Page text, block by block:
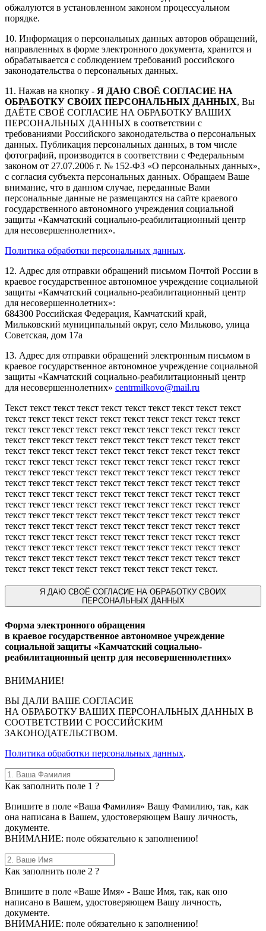
обжалуются в установленном законом процессуальном
порядке.
10. Информация о персональных данных авторов обращений,
направленных в форме электронного документа, хранится и
обрабатывается с соблюдением требований российского
законодательства о персональных данных.
11. Нажав на кнопку - Я ДАЮ СВОЁ СОГЛАСИЕ НА
ОБРАБОТКУ СВОИХ ПЕРСОНАЛЬНЫХ ДАННЫХ, Вы
ДАЁТЕ СВОЁ СОГЛАСИЕ НА ОБРАБОТКУ ВАШИХ
ПЕРСОНАЛЬНЫХ ДАННЫХ в соответствии с
требованиями Российского законодательства о персональных
данных. Публикация персональных данных, в том числе
фотографий, производится в соответствии с Федеральным
законом от 27.07.2006 г. № 152-ФЗ «О персональных данных»,
с согласия субъекта персональных данных. Обращаем Ваше
внимание, что в данном случае, переданные Вами
персональные данные не размещаются на сайте краевого
государственного автономного учреждения социальной
защиты «Камчатский социально-реабилитационный центр
для несовершеннолетних».
Политика обработки персональных данных.
12. Адрес для отправки обращений письмом Почтой России в
краевое государственное автономное учреждение социальной
защиты «Камчатский социально-реабилитационный центр
для несовершеннолетних»:
684300 Российская Федерация, Камчатский край,
Мильковский муниципальный округ, село Мильково, улица
Советская, дом 17а
13. Адрес для отправки обращений электронным письмом в
краевое государственное автономное учреждение социальной
защиты «Камчатский социально-реабилитационный центр
для несовершеннолетних» centrmilkovo@mail.ru
Текст текст текст текст текст текст текст текст текст текст
текст текст текст текст текст текст текст текст текст текст
текст текст текст текст текст текст текст текст текст текст
текст текст текст текст текст текст текст текст текст текст
текст текст текст текст текст текст текст текст текст текст
текст текст текст текст текст текст текст текст текст текст
текст текст текст текст текст текст текст текст текст текст
текст текст текст текст текст текст текст текст текст текст
текст текст текст текст текст текст текст текст текст текст
текст текст текст текст текст текст текст текст текст текст
текст текст текст текст текст текст текст текст текст текст
текст текст текст текст текст текст текст текст текст текст
текст текст текст текст текст текст текст текст текст текст
текст текст текст текст текст текст текст текст текст текст
текст текст текст текст текст текст текст текст текст текст
текст текст текст текст текст текст текст текст текст.
Я ДАЮ СВОЁ СОГЛАСИЕ НА ОБРАБОТКУ СВОИХ
ПЕРСОНАЛЬНЫХ ДАННЫХ
Форма электронного обращения
в краевое государственное автономное учреждение
социальной защиты «Камчатский социально-
реабилитационный центр для несовершеннолетних»
ВНИМАНИЕ!
ВЫ ДАЛИ ВАШЕ СОГЛАСИЕ
НА ОБРАБОТКУ ВАШИХ ПЕРСОНАЛЬНЫХ ДАННЫХ В
СООТВЕТСТВИИ С РОССИЙСКИМ
ЗАКОНОДАТЕЛЬСТВОМ.
Политика обработки персональных данных.
Как заполнить поле 1 ?
Впишите в поле «Ваша Фамилия» Вашу Фамилию, так, как
она написана в Вашем, удостоверяющем Вашу личность,
документе.
ВНИМАНИЕ: поле обязательно к заполнению!
Как заполнить поле 2 ?
Впишите в поле «Ваше Имя» - Ваше Имя, так, как оно
написано в Вашем, удостоверяющем Вашу личность,
документе.
ВНИМАНИЕ: поле обязательно к заполнению!